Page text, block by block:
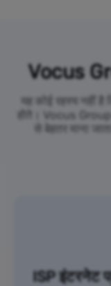
Vocus
यह कोई रहस्य नहीं है
होते। Vocus
से बेहतर माना
ISP इंटरनेट